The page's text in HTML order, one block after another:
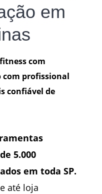
em
com
com profissional
confiável de
5.000
em toda SP.
até loja